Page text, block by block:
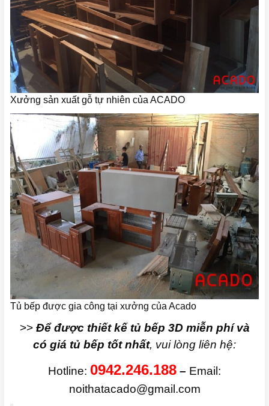
Xưởng sản xuất gỗ tự nhiên của ACADO
Tủ bếp được gia công tại xưởng của Acado
>>Để được thiết kế tủ bếp 3D miễn phí và
có giá tủ bếp tốt nhất, vui lòng liên hệ:
Hotline: 0942.246.188 – Email:
noithatacado@gmail.com